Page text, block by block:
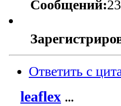
Сообщений:23
Ответить с
leaflex ...